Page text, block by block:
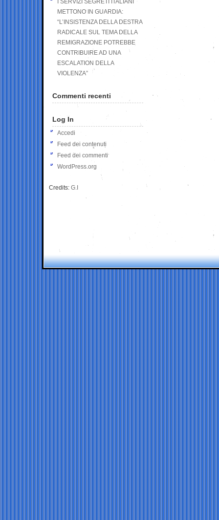
I SERVIZI SEGRETI ITALIANI
METTONO IN GUARDIA:
“L’INSISTENZA DELLA DESTRA
RADICALE SUL TEMA DELLA
REMIGRAZIONE POTREBBE
CONTRIBUIRE AD UNA
ESCALATION DELLA
VIOLENZA”
Commenti recenti
Log In
Accedi
Feed dei contenuti
Feed dei commenti
WordPress.org
Credits: G.I